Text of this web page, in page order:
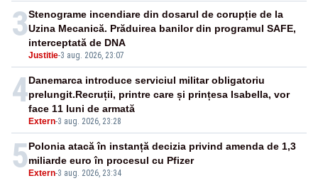
3
Justitie-3 aug. 2026, 23:07
Stenograme incendiare din dosarul de corupție de la
Uzina Mecanică. Prăduirea banilor din programul SAFE,
interceptată de DNA
4
Extern-3 aug. 2026, 23:28
Danemarca introduce serviciul militar obligatoriu
prelungit.Recruții, printre care și prințesa Isabella, vor
face 11 luni de armată
5 Extern-3 aug. 2026, 23:34
Polonia atacă în instanță decizia privind amenda de 1,3
miliarde euro în procesul cu Pfizer